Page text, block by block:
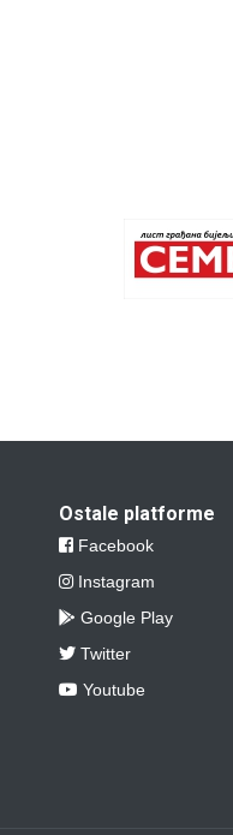
Ostale platforme
Facebook
Instagram
Google Play
Twitter
Youtube